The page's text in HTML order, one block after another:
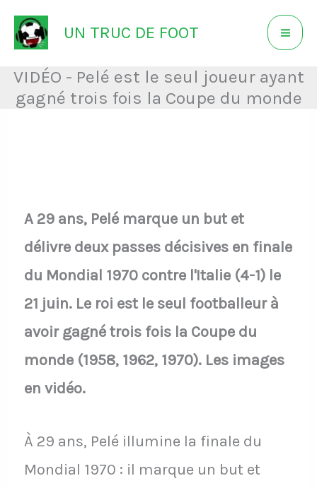
Aller
au
contenu
UN TRUC DE FOOT
VIDÉO - Pelé est le seul joueur ayant
gagné trois fois la Coupe du monde
A 29 ans, Pelé marque un but et
délivre deux passes décisives en finale
du Mondial 1970 contre l'Italie (4-1) le
21 juin. Le roi est le seul footballeur à
avoir gagné trois fois la Coupe du
monde (1958, 1962, 1970). Les images
en vidéo.
À 29 ans, Pelé illumine la finale du
Mondial 1970 : il marque un but et